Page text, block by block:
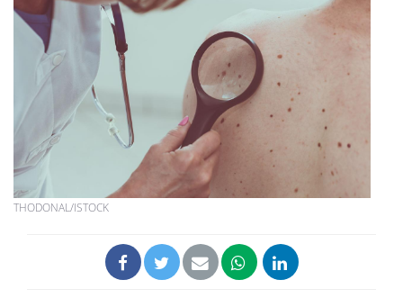
THODONAL/ISTOCK